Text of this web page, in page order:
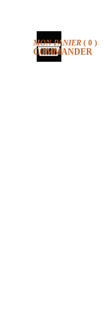
MON PANIER ( 0 )
COMMANDER